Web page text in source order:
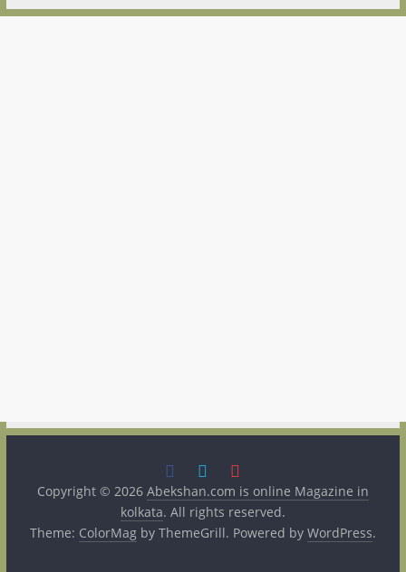
Copyright © 2026 Abekshan.com is online Magazine in
kolkata. All rights reserved.
Theme: ColorMagby ThemeGrill. Powered by WordPress.